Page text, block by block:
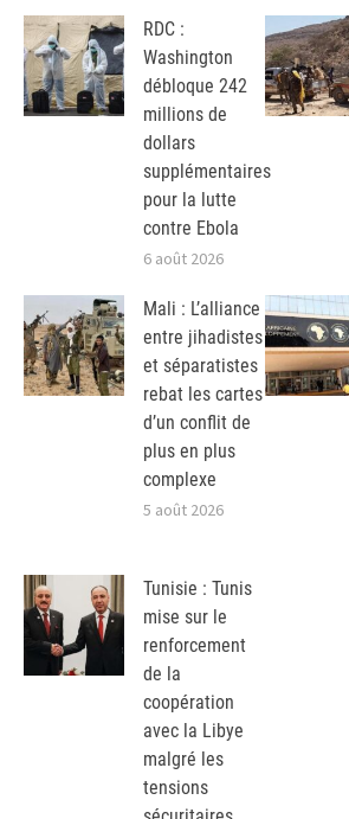
RDC :
Washington
débloque 242
millions de
dollars
supplémentaires
pour la lutte
contre Ebola
6 août 2026
Mali : L’alliance
entre jihadistes
et séparatistes
rebat les cartes
d’un conflit de
plus en plus
complexe
5 août 2026
Tunisie : Tunis
mise sur le
renforcement
de la
coopération
avec la Libye
malgré les
tensions